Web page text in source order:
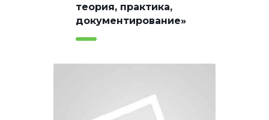
теория, практика,
документирование»